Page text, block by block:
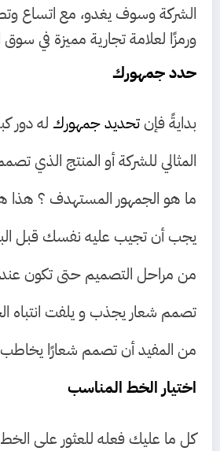
الشركة وسوف يغدو، مع اتساع
ورمزًا لعلامة تجارية مميزة في
حدد جمهورك
بدايةً فإنتحديد جمهورك له دور
المثالي للشركة أو المنتج الذي
ما هو الجمهور المستهدف ؟ هذا
يجب أن تجيب عليه نفسك قبل
من مراحل التصميم حتى تكون
تصمم شعار يجذب و يلفت انتباه
من المفيد أن تصمم شعارًا
اختيار الخط المناسب
كل ما عليك فعله للعثور على